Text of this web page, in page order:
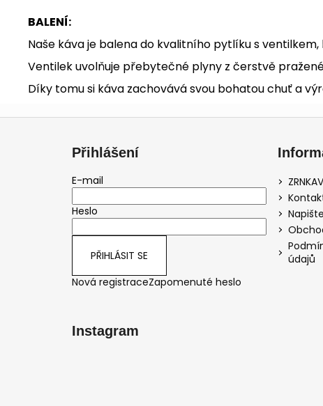
BALENÍ:
Naše káva je balena do kvalitního pytlíku s
Ventilek uvolňuje přebytečné plyny z čerstvě
Díky tomu si káva zachovává svou bohatou chuť a
Přihlášení
E-mail
Heslo
PŘIHLÁSIT SE
Nová registraceZapomenuté heslo
údajů
Instagram